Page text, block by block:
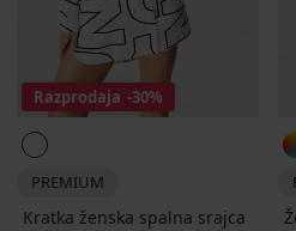
Razprodaja -30%
PREMIUM
Kratka ženska spalna srajca